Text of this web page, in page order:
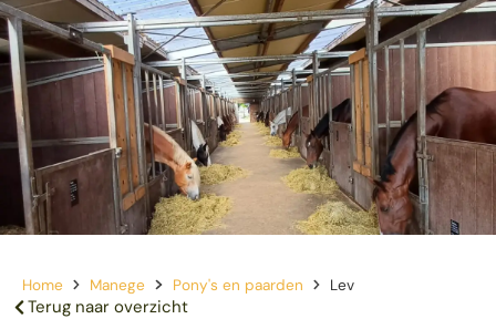
Home Manege Pony's en paarden Lev
Terug naar overzicht